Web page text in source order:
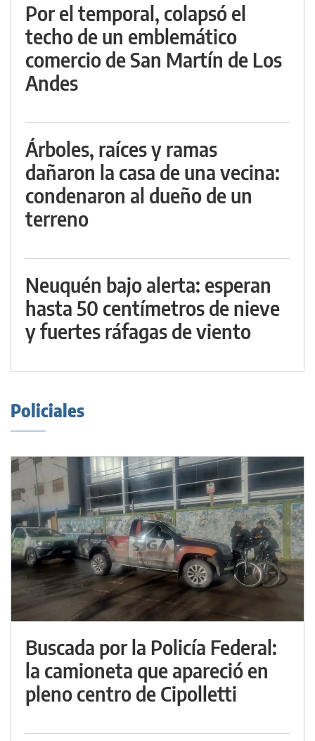
Por el temporal, colapsó el
techo de un emblemático
comercio de San Martín de Los
Andes
Árboles, raíces y ramas
dañaron la casa de una vecina:
condenaron al dueño de un
terreno
Neuquén bajo alerta: esperan
hasta 50 centímetros de nieve
y fuertes ráfagas de viento
Policiales
Buscada por la Policía Federal:
la camioneta que apareció en
pleno centro de Cipolletti